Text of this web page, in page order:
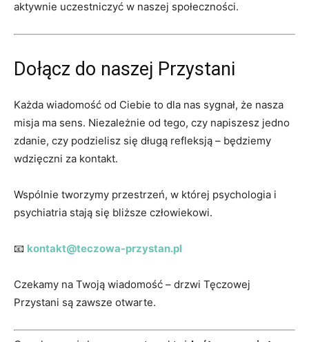
aktywnie uczestniczyć w naszej społeczności.
Dołącz do naszej Przystani
Każda wiadomość od Ciebie to dla nas sygnał, że nasza
misja ma sens. Niezależnie od tego, czy napiszesz jedno
zdanie, czy podzielisz się długą refleksją – będziemy
wdzięczni za kontakt.
Wspólnie tworzymy przestrzeń, w której psychologia i
psychiatria stają się bliższe człowiekowi.
📧 kontakt@teczowa-przystan.pl
Czekamy na Twoją wiadomość – drzwi Tęczowej
Przystani są zawsze otwarte.